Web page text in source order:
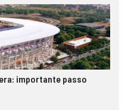
importante passo